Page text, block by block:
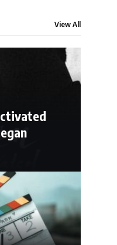
View All